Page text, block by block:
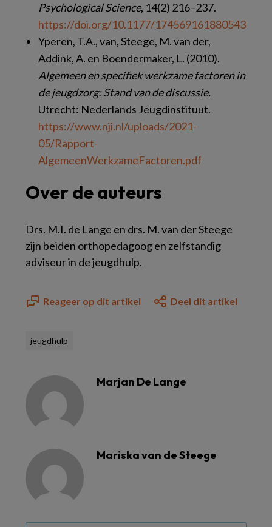
Psychological Science, 14(2) 216–237.
https://doi.org/10.1177/174569161880543
Yperen, T.A., van, Steege, M. van der,
Addink, A. en Boendermaker, L. (2010).
Algemeen en specifiek werkzame factoren in
de jeugdzorg: Stand van de discussie.
Utrecht: Nederlands Jeugdinstituut.
https://www.nji.nl/uploads/2021-
05/Rapport-
AlgemeenWerkzameFactoren.pdf
Over de auteurs
Drs. M.I. de Lange en drs. M. van der Steege
zijn beiden orthopedagoog en zelfstandig
adviseur in de jeugdhulp.
Reageer op dit artikel Deel dit artikel
jeugdhulp
Marjan De Lange
Mariska van de Steege